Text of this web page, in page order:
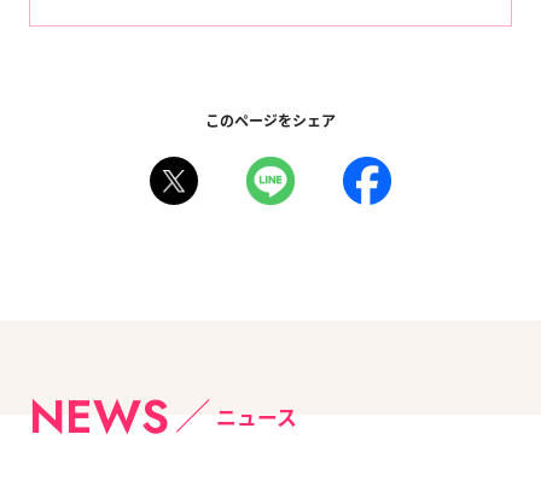
このページをシェア
NEWS ニュース